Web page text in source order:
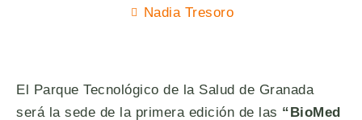
Nadia Tresoro
El Parque Tecnológico de la Salud de Granada
será la sede de la primera edición de las “BioMed